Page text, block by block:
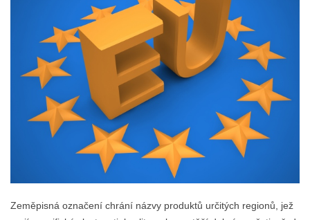
Zeměpisná označení chrání názvy produktů určitých regionů, jež